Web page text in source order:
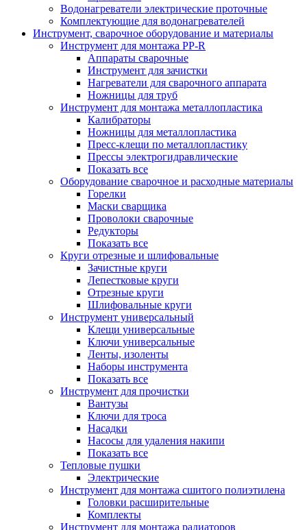
Водонагреватели электрические проточные
Комплектующие для водонагревателей
Инструмент, сварочное оборудование и материалы
Инструмент для монтажа PP-R
Аппараты сварочные
Инструмент для зачистки
Нагреватели для сварочного аппарата
Ножницы для труб
Инструмент для монтажа металлопластика
Калибраторы
Ножницы для металлопластика
Пресс-клещи по металлопластику
Прессы электрогидравлические
Показать все
Оборудование сварочное и расходные материалы
Горелки
Маски сварщика
Проволоки сварочные
Редукторы
Показать все
Круги отрезные и шлифовальные
Зачистные круги
Лепестковые круги
Отрезные круги
Шлифовальные круги
Инструмент универсальный
Клещи универсальные
Ключи универсальные
Ленты, изоленты
Наборы инструмента
Показать все
Инструмент для прочистки
Вантузы
Ключи для троса
Насадки
Насосы для удаления накипи
Показать все
Тепловые пушки
Электрические
Инструмент для монтажа сшитого полиэтилена
Головки расширительные
Комплекты
Инструмент для монтажа радиаторов